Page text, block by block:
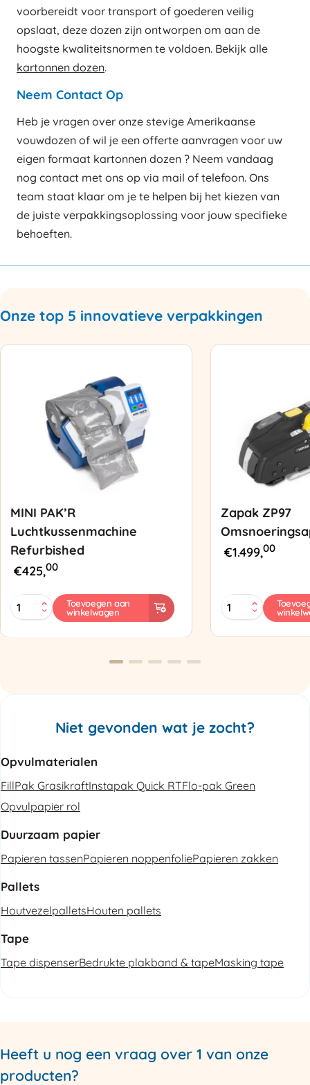
voorbereidt voor transport of goederen veilig
opslaat, deze dozen zijn ontworpen om aan de
hoogste kwaliteitsnormen te voldoen. Bekijk alle
kartonnen dozen.
Neem Contact Op
Heb je vragen over onze stevige Amerikaanse
vouwdozen of wil je een offerte aanvragen voor uw
eigen formaat kartonnen dozen ? Neem vandaag
nog contact met ons op via mail of telefoon. Ons
team staat klaar om je te helpen bij het kiezen van
de juiste verpakkingsoplossing voor jouw specifieke
behoeften.
Onze top 5 innovatieve verpakkingen
MINI PAK’R
Luchtkussenmachine
Refurbished
€425,00
MINI
PAK'R
Toevoegen aan
winkelwagen
Zapak ZP97
€1.499,00
Zapak
ZP97
aantal
Niet gevonden wat je zocht?
Opvulmaterialen
FillPak GrasikraftInstapak Quick RTFlo-pak Green
Opvulpapier rol
Duurzaam papier
Papieren tassenPapieren noppenfoliePapieren zakken
Pallets
HoutvezelpalletsHouten pallets
Tape
Tape dispenserBedrukte plakband & tapeMasking tape
Heeft u nog een vraag over 1 van onze
producten?